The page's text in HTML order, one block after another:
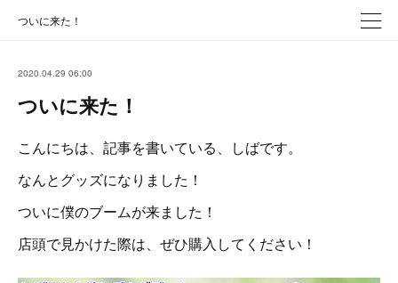
ついに来た！
2020.04.29 06:00
ついに来た！
こんにちは、記事を書いている、しばです。
なんとグッズになりました！
ついに僕のブームが来ました！
店頭で見かけた際は、ぜひ購入してください！